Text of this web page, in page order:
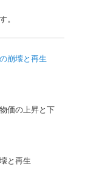
。
崩壊と再生
価の上昇と下
と再生